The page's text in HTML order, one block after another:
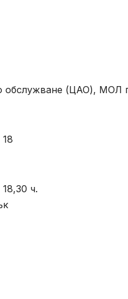
обслужване (ЦАО), МОЛ
ч.